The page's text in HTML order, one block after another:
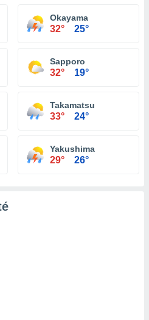
Okayama
32° 25°
Sapporo
32° 19°
Takamatsu
33° 24°
Yakushima
29° 26°